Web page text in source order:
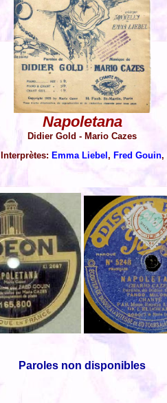
Napoletana
Didier Gold - Mario Cazes
Interprètes: Emma Liebel, Fred Gouin,
Paroles non disponibles